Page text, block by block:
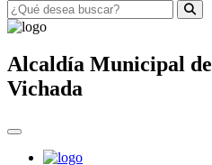
Alcaldía Municipal de
Vichada